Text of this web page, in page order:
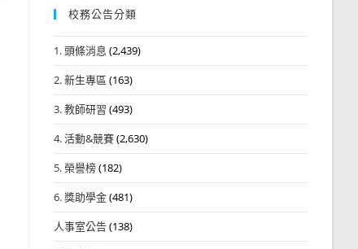
校務公告分類
1. 頭條消息 (2,439)
2. 新生專區 (163)
3. 教師研習 (493)
4. 活動&競賽(2,630)
5. 榮譽榜(182)
6. 獎助學金(481)
人事室公告(138)